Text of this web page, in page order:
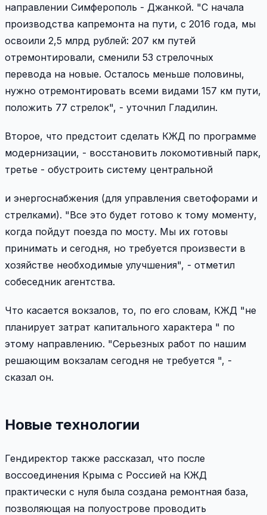
направлении Симферополь - Джанкой. "С начала
производства капремонта на пути, с 2016 года, мы
освоили 2,5 млрд рублей: 207 км путей
отремонтировали, сменили 53 стрелочных
перевода на новые. Осталось меньше половины,
нужно отремонтировать всеми видами 157 км пути,
положить 77 стрелок", - уточнил Гладилин.
Второе, что предстоит сделать КЖД по программе
модернизации, - восстановить локомотивный парк,
третье - обустроить систему центральной
и энергоснабжения (для управления светофорами и
стрелками). "Все это будет готово к тому моменту,
когда пойдут поезда по мосту. Мы их готовы
принимать и сегодня, но требуется произвести в
хозяйстве необходимые улучшения", - отметил
собеседник агентства.
Что касается вокзалов, то, по его словам, КЖД "не
планирует затрат капитального характера " по
этому направлению. "Серьезных работ по нашим
решающим вокзалам сегодня не требуется ", -
сказал он.
Новые технологии
Гендиректор также рассказал, что после
воссоединения Крыма с Россией на КЖД
практически с нуля была создана ремонтная база,
позволяющая на полуострове проводить